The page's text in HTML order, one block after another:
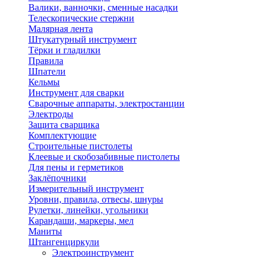
Валики, ванночки, сменные насадки
Телескопические стержни
Малярная лента
Штукатурный инструмент
Тёрки и гладилки
Правила
Шпатели
Кельмы
Инструмент для сварки
Сварочные аппараты, электростанции
Электроды
Защита сварщика
Комплектующие
Строительные пистолеты
Клеевые и скобозабивные пистолеты
Для пены и герметиков
Заклёпочники
Измерительный инструмент
Уровни, правила, отвесы, шнуры
Рулетки, линейки, угольники
Карандаши, маркеры, мел
Маниты
Штангенциркули
Электроинструмент